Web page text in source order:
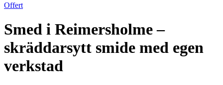
Offert
Smed i Reimersholme –
skräddarsytt smide med egen
verkstad